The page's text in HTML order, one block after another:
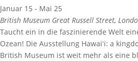
Januar 15 - Mai 25
British Museum Great Russell Street,
Taucht ein in die faszinierende Welt
Ozean! Die Ausstellung Hawaiʻi: a
British Museum ist weit mehr als eine